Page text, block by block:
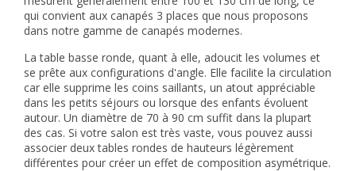
qui convient aux canapés 3 places que nous proposons
dans notre gamme de canapés modernes.
La table basse ronde, quant à elle, adoucit les volumes et
se prête aux configurations d'angle. Elle facilite la circulation
car elle supprime les coins saillants, un atout appréciable
dans les petits séjours ou lorsque des enfants évoluent
autour. Un diamètre de 70 à 90 cm suffit dans la plupart
des cas. Si votre salon est très vaste, vous pouvez aussi
associer deux tables rondes de hauteurs légèrement
différentes pour créer un effet de composition asymétrique.